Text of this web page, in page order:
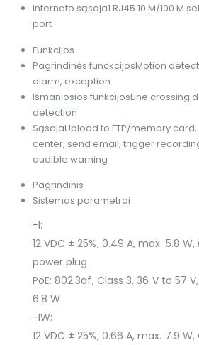
Interneto sąsaja1 RJ45 10 M/100 M
port
Funkcijos
Pagrindinės funckcijosMotion
alarm, exception
Išmaniosios funkcijosLine crossing
detection
SąsajaUpload to FTP/memory
center, send email, trigger
audible warning
Pagrindinis
Sistemos parametrai
-I:
12 VDC ± 25%, 0.49 A, max. 5.8
power plug
PoE: 802.3af, Class 3, 36 V to 57
6.8 W
-IW:
12 VDC ± 25%, 0.66 A, max. 7.9